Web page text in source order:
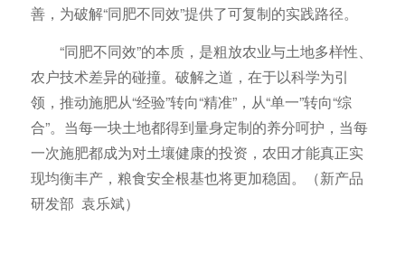
善，为破解“同肥不同效”提供了可复制的实践路径。
“同肥不同效”的本质，是粗放农业与土地多样性、
农户技术差异的碰撞。破解之道，在于以科学为引
领，推动施肥从“经验”转向“精准”，从“单一”转向“综
合”。当每一块土地都得到量身定制的养分呵护，当每
一次施肥都成为对土壤健康的投资，农田才能真正实
现均衡丰产，粮食安全根基也将更加稳固。（新产品
研发部 袁乐斌）